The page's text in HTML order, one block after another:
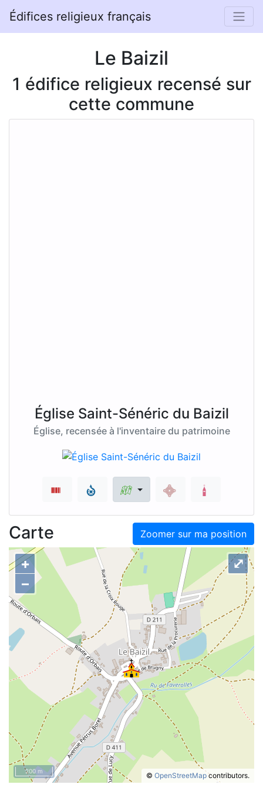
Édifices religieux français
Le Baizil
1 édifice religieux recensé sur
cette commune
Église Saint-Sénéric du Baizil
Église, recensée à l'inventaire du patrimoine
Zoomer sur ma position
Carte
+
–
© OpenStreetMapcontributors.
⤢
200 m